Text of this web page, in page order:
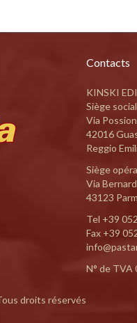
Contacts
KINSKI
Siège
Via
42016
Reggio
Siège
Via
43123
Tel +39
Fax +39
N° de TVA
droits réservés